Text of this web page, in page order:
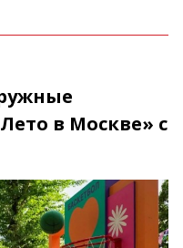
в Москве» с